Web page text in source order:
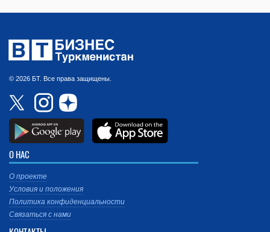
© 2026 БТ. Все права защищены.
О НАС
О проекте
Условия и положения
Политика конфиденциальности
Связаться с нами